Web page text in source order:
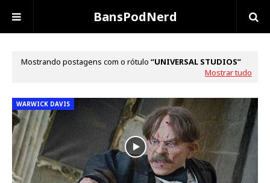
BansPodNerd
Mostrando postagens com o rótulo
UNIVERSAL STUDIOS
Mostrar tudo
WARWICK DAVIS